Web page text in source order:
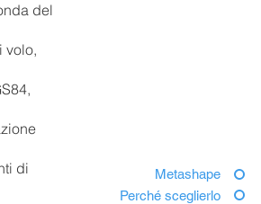
Metashape
Perché sceglierlo
del
volo,
di